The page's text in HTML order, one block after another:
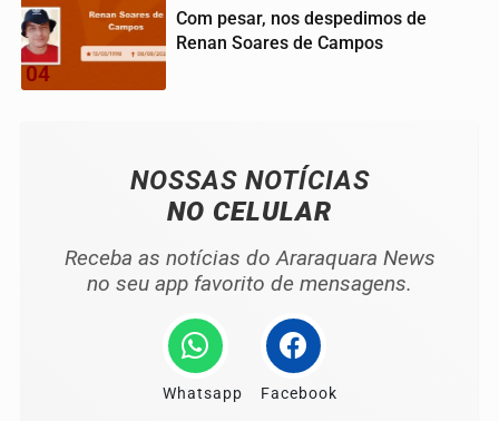
04
Com pesar, nos despedimos de
Renan Soares de Campos
NOSSAS NOTÍCIAS
NO CELULAR
Receba as notícias do Araraquara News
no seu app favorito de mensagens.
Whatsapp Facebook